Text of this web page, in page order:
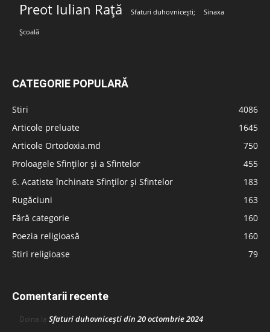
Preot Iulian Rață Sfaturi duhovnicești; Sinaxa
Școală
CATEGORIE POPULARĂ
Stiri
4086
Articole preluate
1645
Articole Ortodoxia.md
750
Proloagele Sfinților și a Sfintelor
455
6. Acatiste închinate Sfinților și Sfintelor
183
Rugăciuni
163
Fără categorie
160
Poezia religioasă
160
Stiri religioase
79
Comentarii recente
Doina la Sfaturi duhovnicești din 20 octombrie 2024